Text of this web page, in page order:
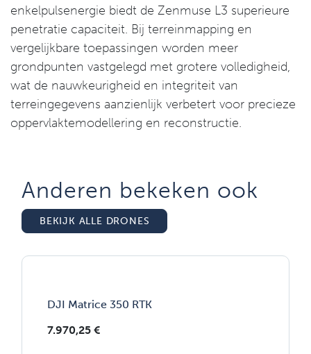
enkelpulsenergie biedt de Zenmuse L3 superieure
penetratie capaciteit. Bij terreinmapping en
vergelijkbare toepassingen worden meer
grondpunten vastgelegd met grotere volledigheid,
wat de nauwkeurigheid en integriteit van
terreingegevens aanzienlijk verbetert voor precieze
oppervlaktemodellering en reconstructie.
Anderen bekeken ook
BEKIJK ALLE DRONES
DJI Matrice 350 RTK
7.970,25 €